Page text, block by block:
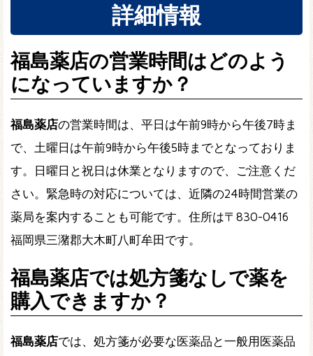
詳細情報
福島薬店の営業時間はどのよう
になっていますか？
福島薬店の営業時間は、平日は午前9時から午後7時ま
で、土曜日は午前9時から午後5時までとなっておりま
す。日曜日と祝日は休業となりますので、ご注意くだ
さい。緊急時の対応については、近隣の24時間営業の
薬局を案内することも可能です。住所は〒830-0416
福岡県三潴郡大木町八町牟田です。
福島薬店では処方箋なしで薬を
購入できますか？
福島薬店では、処方箋が必要な医薬品と一般用医薬品